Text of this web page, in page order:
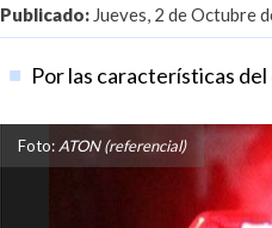
Publicado: Jueves, 2 de Octubre
Por las características
Foto: ATON (referencial)